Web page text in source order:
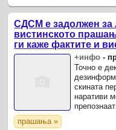
СДСМ е задолжен за
вистинското
ги каже фактите и
+инфо -
Точно е
скината
наративи
прашања »